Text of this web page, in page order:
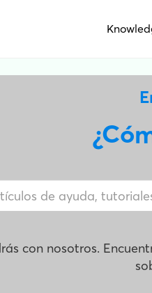
con nosotros.